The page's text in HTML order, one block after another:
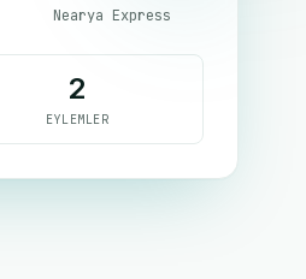
Nearya Express
2
EYLEMLER